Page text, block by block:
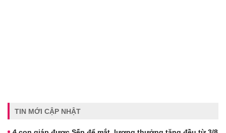
TIN MỚI CẬP NHẬT